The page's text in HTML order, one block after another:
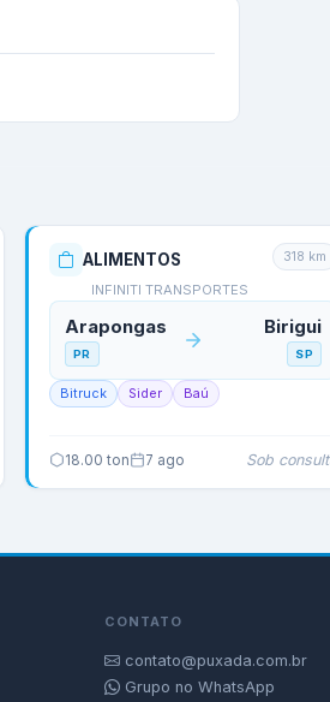
ALIMENTOS
INFINITI TRANSPORTES
318 km
Arapongas
PR
Birigui
SP
Bitruck Sider Baú
18.00 ton 7 ago Sob
CONTATO
contato@puxada.com.br
Grupo no WhatsApp